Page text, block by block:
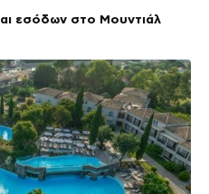
εσόδων στο Μουντιάλ